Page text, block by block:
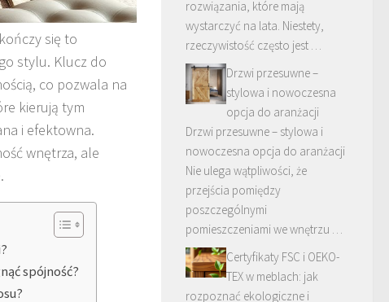
się to
stylu. Klucz do
co pozwala na
kierują tym
i efektowna.
wnętrza, ale
spójność?
rozwiązania, które mają
wystarczyć na lata. Niestety,
rzeczywistość często jest …
Drzwi przesuwne –
stylowa i nowoczesna
opcja do aranżacji
Drzwi przesuwne – stylowa i
nowoczesna opcja do aranżacji
Nie ulega wątpliwości, że
przejścia pomiędzy
poszczególnymi
pomieszczeniami we wnętrzu …
Certyfikaty FSC i OEKO-
TEX w meblach: jak
rozpoznać ekologiczne i